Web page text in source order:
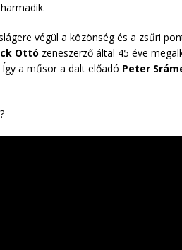
végül a közönség és a zsűri
Ottó zeneszerző által 45 éve
a műsor a dalt előadó Peter